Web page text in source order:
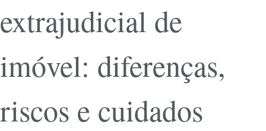
extrajudicial de
imóvel: diferenças,
riscos e cuidados